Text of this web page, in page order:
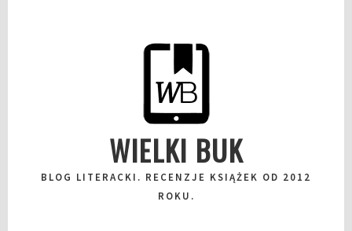
WIELKI BUK
BLOG LITERACKI. RECENZJE KSIĄŻEK OD 2012
ROKU.